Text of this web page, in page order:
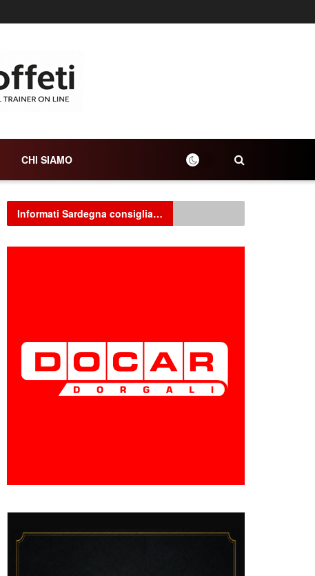
CHI SIAMO
Informati Sardegna consiglia…